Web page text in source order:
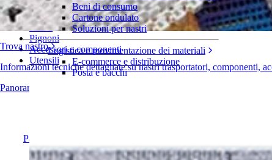
Trova nastro
Informazioni tecniche dettagliate su nastri trasportatori, componenti,
Panoramica dei prodotti
Beni di consumo
Cartone ondulato
Soluzioni per nastri
Logistica e movimentazione dei materiali
E-commerce e distribuzione
Posta e pacchi
Panoramica dei settori
Nastri
Pignoni
Accessori e componenti
Utensili